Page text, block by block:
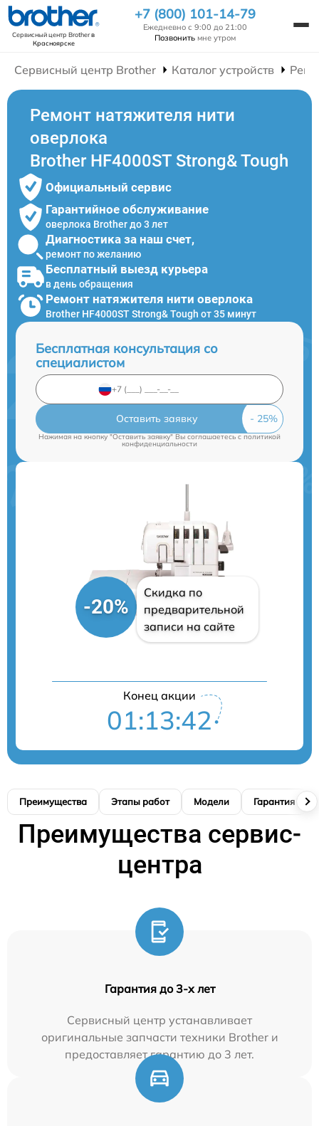
Сервисный центр Brotherв
Красноярске
+7 (800) 101-14-79
Ежедневно с 9:00 до 21:00
Позвонить мне утром
Сервисный центр Brother Каталог устройств
Ремонт натяжителя нити
оверлока
Brother HF4000ST Strong& Tough
Официальный сервис
Гарантийное обслуживание
оверлока Brother до 3 лет
Диагностика за наш счет,
ремонт по желанию
Бесплатный выезд курьера
в день обращения
Ремонт натяжителя нити оверлока
Brother HF4000ST Strong& Tough от 35 минут
Бесплатная консультация со
специалистом
Оставить заявку
Нажимая на кнопку "Оставить заявку" Вы соглашаетесь cполитикой
конфиденциальности
-20%
Скидка по
предварительной
записи на сайте
Конец акции
01:13:41
Преимущества Этапы работ Модели Гарантия
Преимущества сервис-
центра
Гарантия до 3-х лет
Сервисный центр устанавливает
оригинальные запчасти техники Brother и
предоставляет гарантию до 3 лет.